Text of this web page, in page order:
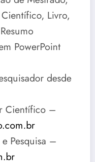
Livro,
PowerPoint
desde
Científico –
Pesquisa –